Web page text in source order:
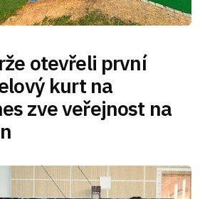
otevřeli první
kurt na
zve veřejnost na